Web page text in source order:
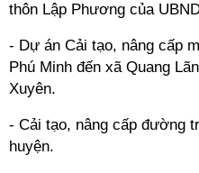
thôn Lập Phương của
- Dự án Cải tạo, nâng cấp
Phú Minh đến xã Quang
Xuyên.
- Cải tạo, nâng cấp đường
huyện.